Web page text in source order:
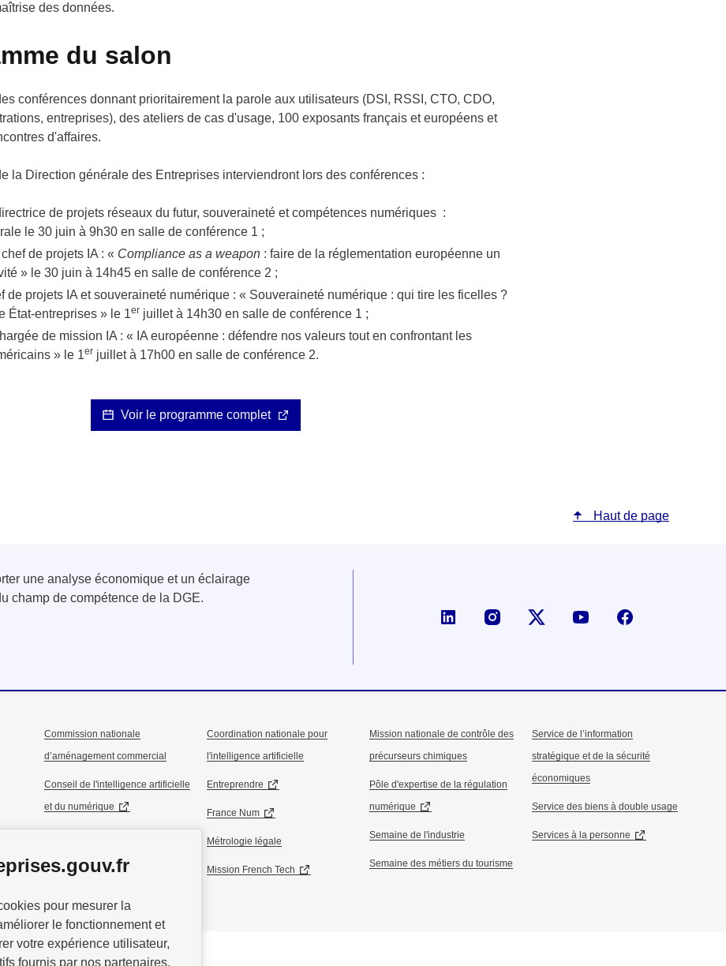
pour mesurer la
le fonctionnement et
votre expérience utilisateur,
fournis par nos partenaires.
des données.
du salon
conférences donnant prioritairement la parole aux utilisateurs (DSI, RSSI, CTO, CDO,
entreprises), des ateliers de cas d'usage, 100 exposants français et européens et
d'affaires.
la Direction générale des Entreprises interviendront lors des conférences :
de projets réseaux du futur, souveraineté et compétences numériques :
le 30 juin à 9h30 en salle de conférence 1 ;
de projets IA : « Compliance as a weapon : faire de la réglementation européenne un
» le 30 juin à 14h45 en salle de conférence 2 ;
de projets IA et souveraineté numérique : « Souveraineté numérique : qui tire les ficelles ?
État-entreprises » le 1er juillet à 14h30 en salle de conférence 1 ;
de mission IA : « IA européenne : défendre nos valeurs tout en confrontant les
» le 1er juillet à 17h00 en salle de conférence 2.
Voir le programme complet
Haut de page
une analyse économique et un éclairage
champ de compétence de la DGE.
Page LinkedIn de la DGECompte X (ex-Twitter) de la
Commission nationale
d’aménagement commercial
Conseil de l'intelligence artificielle
et du numérique
Conseil national du commerce
Coordination nationale pour
l'intelligence artificielle
Entreprendre
France Num
Métrologie légale
Mission French Tech
Mission nationale de contrôle des
précurseurs chimiques
Pôle d'expertise de la régulation
numérique
Semaine de l'industrie
Semaine des métiers du tourisme
Service de l’information
stratégique et de la sécurité
économiques
Service des biens à double usage
Services à la personne